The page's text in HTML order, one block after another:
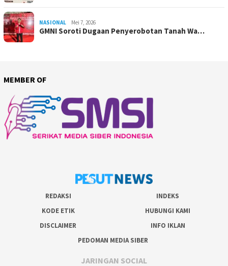
NASIONAL Mei 7, 2026
GMNI Soroti Dugaan Penyerobotan Tanah Wa…
MEMBER OF
REDAKSI
INDEKS
KODE ETIK
HUBUNGI KAMI
DISCLAIMER
INFO IKLAN
PEDOMAN MEDIA SIBER
JARINGAN SOCIAL